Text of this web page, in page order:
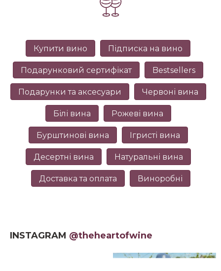
Купити вино Підписка на вино
Подарунковий сертифікат Bestsellers
Подарунки та аксесуари Червоні вина
Білі вина Рожеві вина
Бурштинові вина Ігристі вина
Десертні вина Натуральні вина
Доставка та оплата Виноробні
INSTAGRAM @theheartofwine